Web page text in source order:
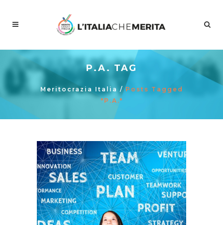
P.A. TAG
Meritocrazia Italia /Posts Tagged
"p.a."